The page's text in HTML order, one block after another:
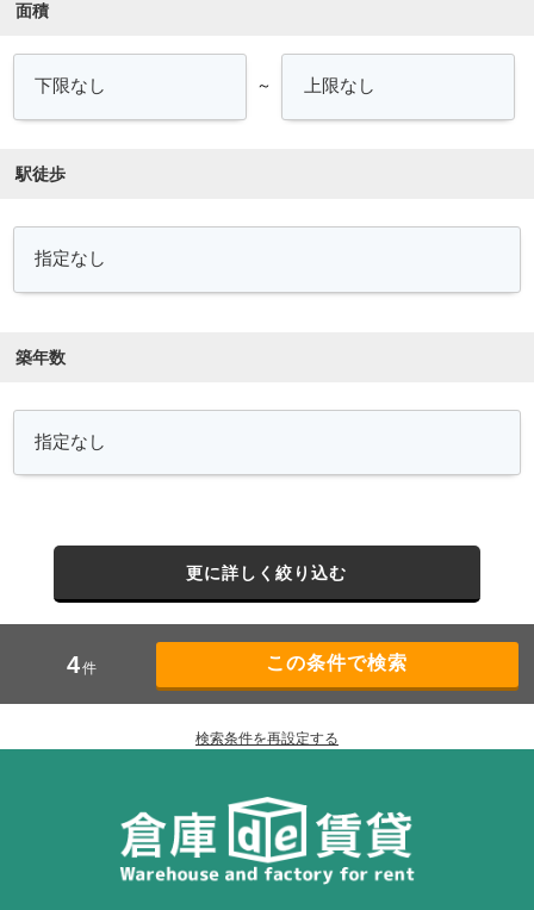
面積
～
駅徒歩
築年数
更に詳しく絞り込む
4件
検索条件を再設定する